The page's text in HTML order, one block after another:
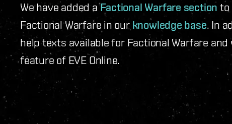
We have added aFactional Warfare section to
Factional Warfare in our knowledge base. In
help texts available for Factional Warfare
feature of EVE Online.